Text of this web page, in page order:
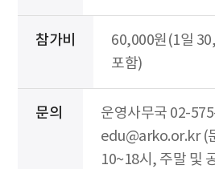
참가비
60,000원(1일
포함)
문의
운영사무국 02-
edu@arko.or.kr (
10~18시, 주말 및